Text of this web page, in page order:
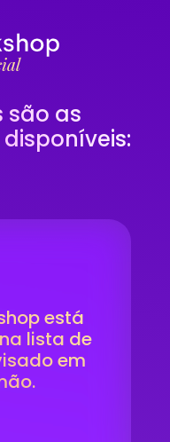
são as
está
lista de
em